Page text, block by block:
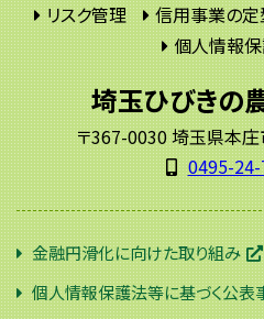
リスク管理
信用事業の
個人情報
埼玉ひびきの
〒367-0030 埼玉県本
0495-
金融円滑化に向けた取り組み
個人情報保護法等に基づく公表